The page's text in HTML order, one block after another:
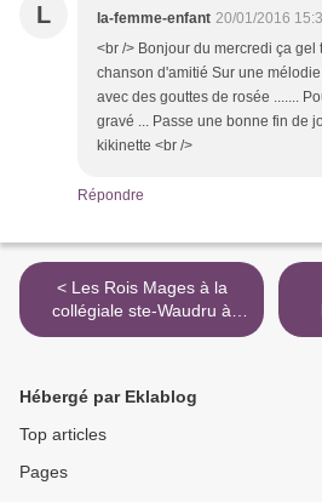
L la-femme-enfant 20/01/2016
<br /> Bonjour du mercredi ça gel
chanson d'amitié Sur une
avec des gouttes de rosée .......
gravé ... Passe une bonne fin de
kikinette <br />
Répondre
< Les Rois Mages à la
collégiale ste-Waudru à
Mons. Epihanie, galette des
Hébergé par Eklablog
Top articles
Pages